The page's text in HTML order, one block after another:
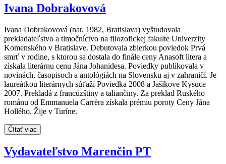
Ivana Dobrakovová
Ivana Dobrakovová (nar. 1982, Bratislava) vyštudovala
prekladateľstvo a tlmočníctvo na filozofickej fakulte Univerzity
Komenského v Bratislave. Debutovala zbierkou poviedok Prvá
smrť v rodine, s ktorou sa dostala do finále ceny Anasoft litera a
získala literárnu cenu Jána Johanidesa. Poviedky publikovala v
novinách, časopisoch a antológiách na Slovensku aj v zahraničí. Je
laureátkou literárnych súťaží Poviedka 2008 a Jašíkove Kysuce
2007. Prekladá z francúzštiny a taliančiny. Za preklad Ruského
románu od Emmanuela Carrèra získala prémiu poroty Ceny Jána
Hollého. Žije v Turíne.
Čítať viac
Vydavateľstvo Marenčin PT